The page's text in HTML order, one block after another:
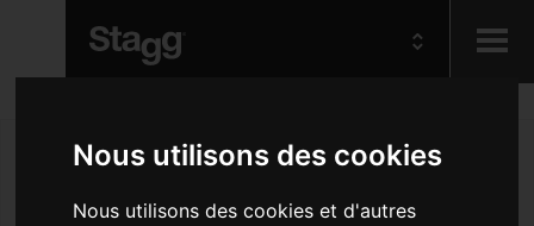
Nous utilisons des cookies
Nous utilisons des cookies et d'autres
Audio &